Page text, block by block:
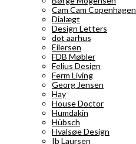
Cam Cam Copenhagen
Dialægt
Design Letters
dot aarhus
Eilersen
FDB Møbler
Felius Design
Ferm Living
Georg Jensen
Hay
House Doctor
Humdakin
Hübsch
Hvalsøe Design
Ib Laursen